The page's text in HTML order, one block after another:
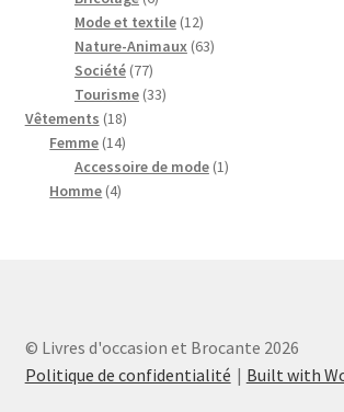
produits
Mode et textile 1212
produits
Nature-Animaux 6363
Société 7777
produits
Tourisme 3333
Vêtements 1818
produits
Femme 1414
produits
Accessoire de mode 11
Homme 44
© Livres d'occasion et Brocante 2026
Politique de confidentialité
Built with